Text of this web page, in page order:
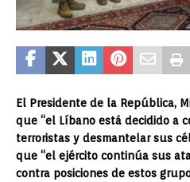
El Presidente de la República,
que “el Líbano está decidido a
terroristas y desmantelar sus
que “el ejército continúa sus
contra posiciones de estos